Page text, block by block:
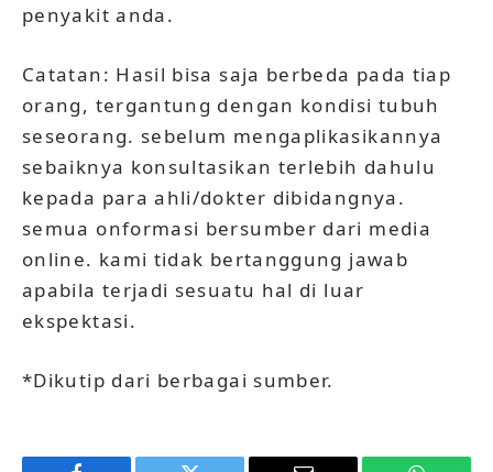
penyakit anda.
Catatan: Hasil bisa saja berbeda pada tiap
orang, tergantung dengan kondisi tubuh
seseorang. sebelum mengaplikasikannya
sebaiknya konsultasikan terlebih dahulu
kepada para ahli/dokter dibidangnya.
semua onformasi bersumber dari media
online. kami tidak bertanggung jawab
apabila terjadi sesuatu hal di luar
ekspektasi.
*Dikutip dari berbagai sumber.